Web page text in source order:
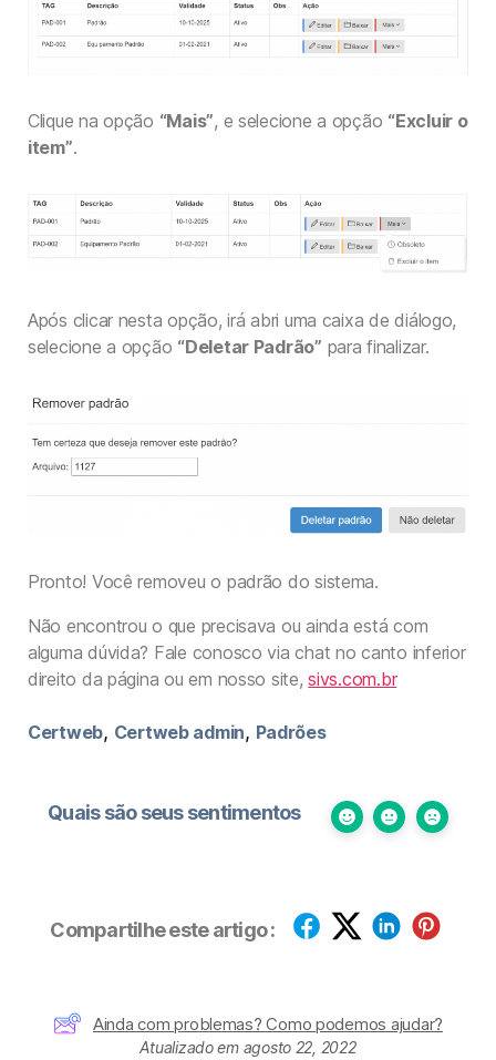
Clique na opção “Mais”, e selecione a opção “Excluir o
item”.
Após clicar nesta opção, irá abri uma caixa de diálogo,
selecione a opção “Deletar Padrão” para finalizar.
Pronto! Você removeu o padrão do sistema.
Não encontrou o que precisava ou ainda está com
alguma dúvida? Fale conosco via chat no canto inferior
direito da página ou em nosso site,sivs.com.br
Certweb, Certweb admin, Padrões
Quais são seus sentimentos
Compartilhe este artigo :
Ainda com problemas? Como podemos ajudar?
Atualizado em agosto 22, 2022